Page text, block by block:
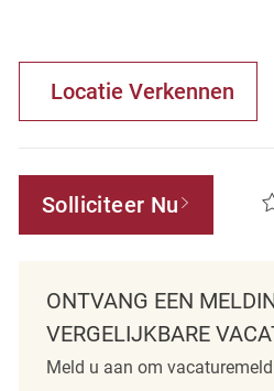
Locatie Verkennen
Solliciteer Nu
ONTVANG EEN
VERGELIJKBARE
Meld u aan om